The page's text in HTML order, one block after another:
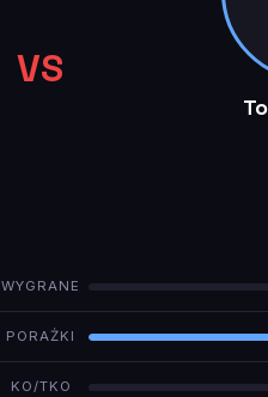
VS
WYGRANE
PORAŻKI
KO/TKO